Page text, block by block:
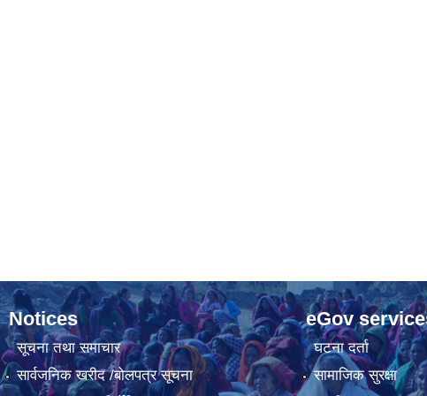
Notices
सूचना तथा समाचार
सार्वजनिक खरीद /बोलपत्र सूचना
eGov
घटना दर्ता
सामाजिक सुरक्षा